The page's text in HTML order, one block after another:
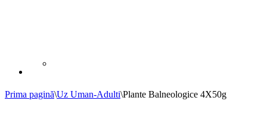
Prima pagină\Uz Uman-Adulti\Plante Balneologice 4X50g